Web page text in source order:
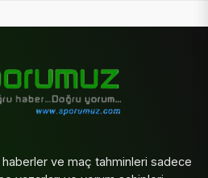
haberler ve maç tahminleri sadece